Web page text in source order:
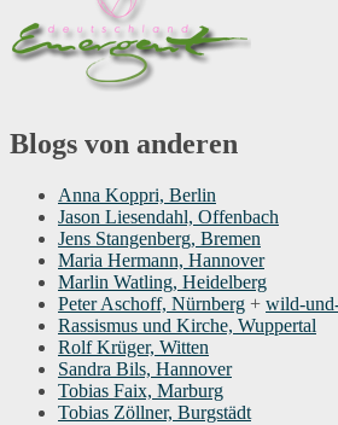
Blogs von anderen
Anna Koppri, Berlin
Jason Liesendahl, Offenbach
Jens Stangenberg, Bremen
Maria Hermann, Hannover
Marlin Watling, Heidelberg
Peter Aschoff, Nürnberg + wild-
Rassismus und Kirche, Wuppertal
Rolf Krüger, Witten
Sandra Bils, Hannover
Tobias Faix, Marburg
Tobias Zöllner, Burgstädt